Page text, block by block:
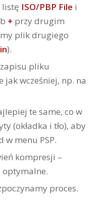
listę ISO/PBP File i
+ przy drugim
plik drugiego
).
pliku
wcześniej, np. na
te same, co w
(okładka i tło), aby
w menu PSP.
kompresji –
proces.